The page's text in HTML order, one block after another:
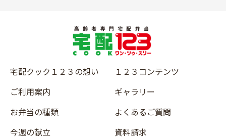
宅配クック１２３の想い
ご利用案内
お弁当の種類
今週の献立
１２３コンテンツ
ギャラリー
よくあるご質問
資料請求